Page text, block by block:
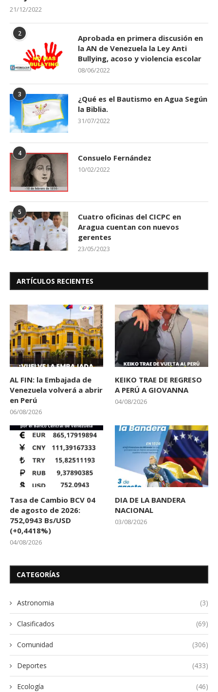
21/12/2022
2
Aprobada en primera discusión en
la AN de Venezuela la Ley Anti
Bullying, acoso y violencia escolar
08/06/2022
3
¿Qué es el Bautismo en Agua Según
la Biblia.
31/07/2022
4 Consuelo Fernández
10/02/2022
5
Cuatro oficinas del CICPC en
Aragua cuentan con nuevos
gerentes
23/05/2023
ARTÍCULOS RECIENTES
AL FIN: la Embajada de
Venezuela volverá a abrir
en Perú
06/08/2026
KEIKO TRAE DE REGRESO
A PERÚ A GIOVANNA
04/08/2026
Tasa de Cambio BCV 04
de agosto de 2026:
752,0943 Bs/USD
(+0,4418%)
04/08/2026
DIA DE LA BANDERA
NACIONAL
03/08/2026
CATEGORÍAS
Astronomia (3)
Clasificados (69)
Comunidad (306)
Deportes (433)
Ecología (46)